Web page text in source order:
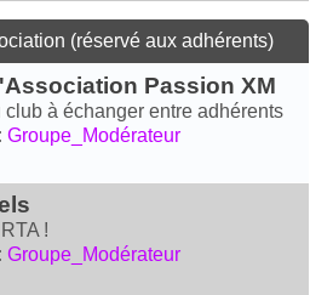
(réservé aux adhérents)
Passion XM
club à échanger entre adhérents
Groupe_Modérateur
!
Groupe_Modérateur